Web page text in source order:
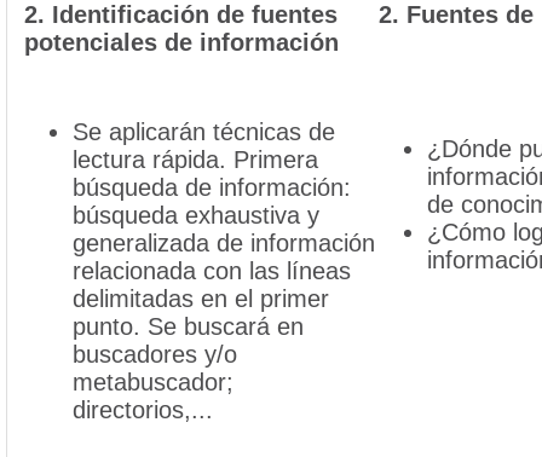
2. Identificación de fuentes
potenciales de información
Se aplicarán técnicas de
lectura rápida. Primera
búsqueda de información:
búsqueda exhaustiva y
generalizada de información
relacionada con las líneas
delimitadas en el primer
punto. Se buscará en
buscadores y/o
metabuscador;
directorios,...
2. Fuentes
¿Dónde
de
¿Cómo